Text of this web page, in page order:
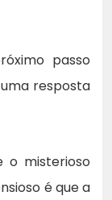
passo
resposta
o misterioso
é que a